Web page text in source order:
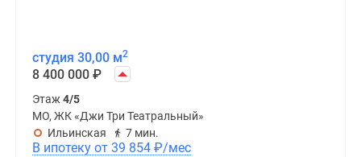
студия 30,00 м2
8 400 000 ₽
Этаж4/5
МО, ЖК «Джи Три Театральный»
Ильинская
7 мин.
В ипотеку от 39 854 ₽/мес